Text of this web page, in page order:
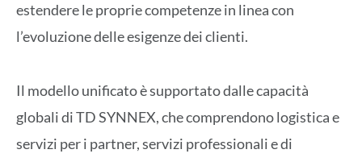
estendere le proprie competenze in linea con
l’evoluzione delle esigenze dei clienti.
Il modello unificato è supportato dalle capacità
globali di TD SYNNEX, che comprendono logistica e
servizi per i partner, servizi professionali e di